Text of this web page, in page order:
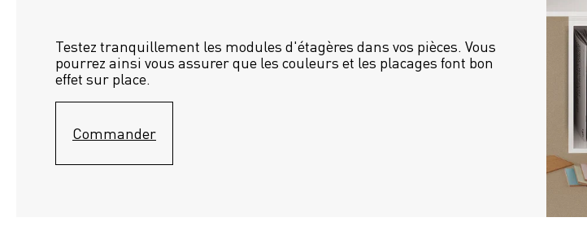
Testez tranquillement les modules d'étagères dans vos pièces. Vous
pourrez ainsi vous assurer que les couleurs et les placages font bon
effet sur place.
Commander